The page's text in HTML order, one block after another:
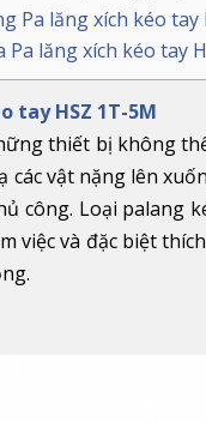
Pa lăng xích kéo tay
Pa lăng xích kéo tay
tay HSZ 1T-5M
thiết bị không
các vật nặng lên
công. Loại palang
việc và đặc biệt